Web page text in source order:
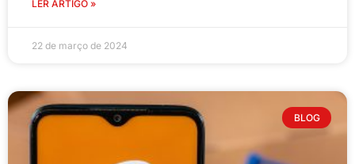
LER ARTIGO »
22 de março de 2024
BLOG